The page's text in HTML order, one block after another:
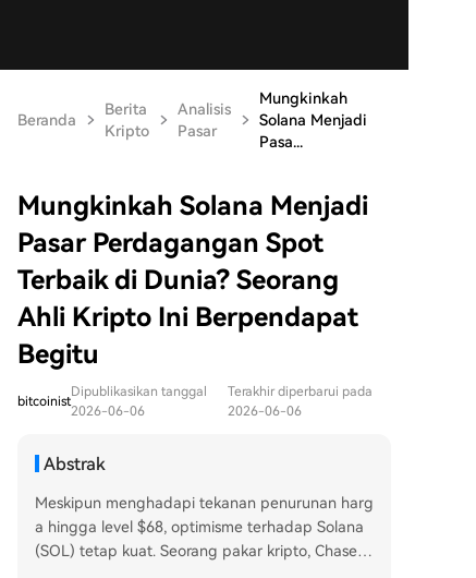
Beranda
Berita
Kripto
Analisis
Pasar
Mungkinkah
Solana Menjadi
Pasa...
Mungkinkah Solana Menjadi
Pasar Perdagangan Spot
Terbaik di Dunia? Seorang
Ahli Kripto Ini Berpendapat
Begitu
bitcoinist
Dipublikasikan tanggal
2026-06-06
Terakhir diperbarui pada
2026-06-06
Abstrak
Meskipun menghadapi tekanan penurunan harg
a hingga level $68, optimisme terhadap Solana
(SOL) tetap kuat. Seorang pakar kripto, Chase,